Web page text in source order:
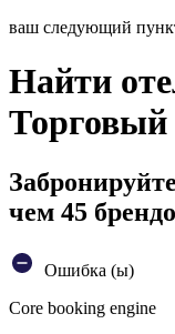
ваш следующий
Найти
Торговый
чем 45
Ошибка (ы)
Core booking engine